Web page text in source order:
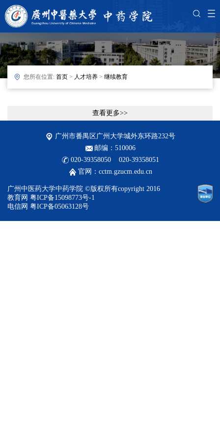
您所在位置: 首页 > 人才培养 > 继续教育
查看更多>>
广州市番禺区广州大学城外东环路232号
邮编：510006
020-39358050 020-39358051
官网：cctm.gzucm.edu.cn
广州中医药大学中药学院 ©版权所有copyright 2016
教育网 粤ICP备15098773号-1
电信网 粤ICP备05063128号